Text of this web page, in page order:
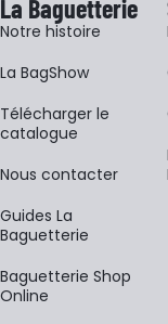
La Baguetterie
Notre histoire
La BagShow
​Télécharger le
catalogue
Nous contacter
Guides La
Baguetterie
Baguetterie Shop
Online